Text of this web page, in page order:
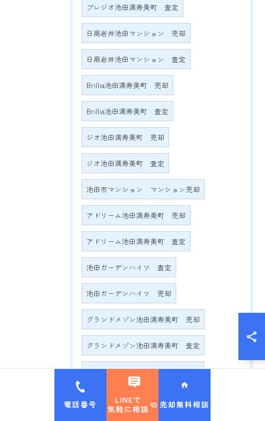
プレジオ池田満寿美町 査定
日商岩井池田マンション 売却
日商岩井池田マンション 査定
Brillia池田満寿美町 売却
Brillia池田満寿美町 査定
ジオ池田満寿美町 売却
ジオ池田満寿美町 査定
池田市マンション マンション売却
アドリーム池田満寿美町 売却
アドリーム池田満寿美町 査定
池田ガーデンハイツ 査定
池田ガーデンハイツ 売却
グランドメゾン池田満寿美町 売却
グランドメゾン池田満寿美町 査定
グランドメゾン満寿美町2016 売却
グランドメゾン満寿美町2016 査定
電話番号
LINEで
気軽に相談
売却無料相談